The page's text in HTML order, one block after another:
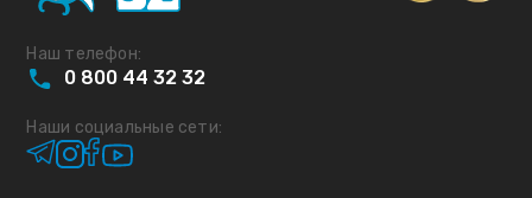
Наш телефон:
0 800 44 32 32
Наши социальные сети: